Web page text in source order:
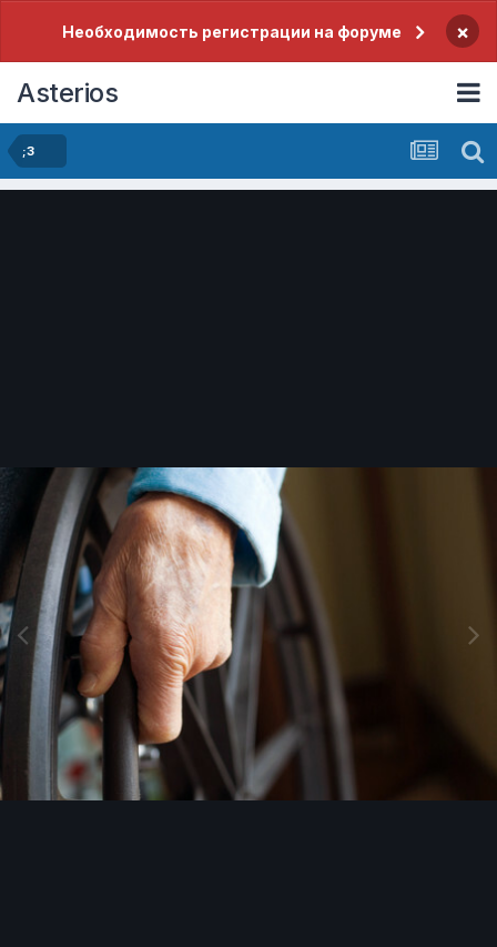
Необходимость регистрации на форуме ×
Asterios
;3